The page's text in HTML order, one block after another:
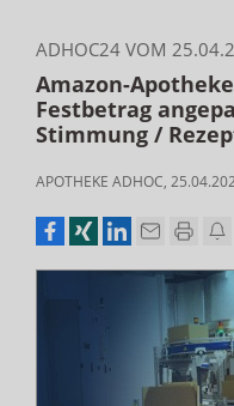
ADHOC24 VOM
Amazon-
Festbetrag
Stimmung /
APOTHEKE ADHOC,